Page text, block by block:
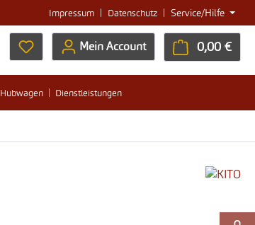
Impressum | Datenschutz | Service/Hilfe
Du hast 0 Produkte auf dem Merkzettel
Mein Account 0,00 €
Hubwagen Dienstleistungen